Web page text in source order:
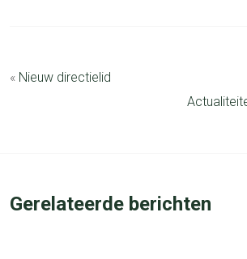
« Nieuw directielid
Gerelateerde berichten